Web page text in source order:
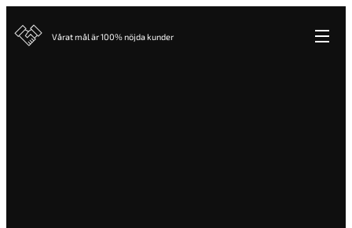
Vårat mål är 100% nöjda kunder